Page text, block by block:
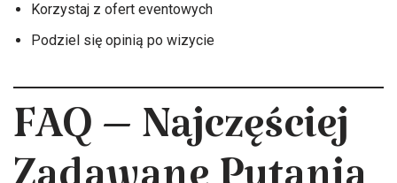
Korzystaj z ofert eventowych
Podziel się opinią po wizycie
FAQ – Najczęściej